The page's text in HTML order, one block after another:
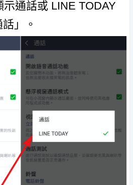
通話或 LINE TODAY
」。